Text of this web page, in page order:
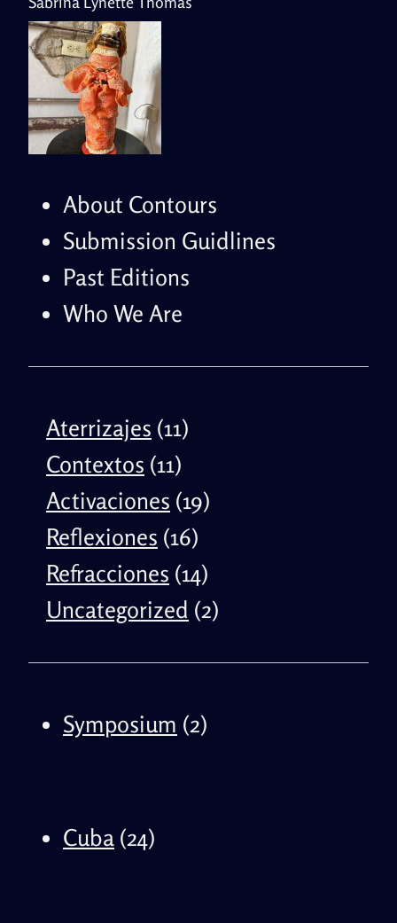
About Contours
Submission Guidlines
Past Editions
Who We Are
Aterrizajes (11)
Contextos (11)
Activaciones (19)
Reflexiones (16)
Refracciones (14)
Uncategorized (2)
Symposium (2)
Cuba (24)